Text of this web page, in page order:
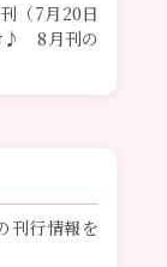
（7月20日
♪ 8月刊の
刊行情報を